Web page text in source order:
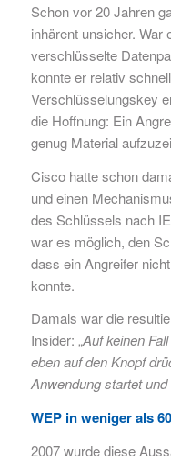
Schon vor 20 Jahren
inhärent unsicher. War
verschlüsselte
konnte er relativ
Verschlüsselungskey
die Hoffnung: Ein
genug Material
Ciscohatte schon
und einen
des Schlüssels nach
war es möglich, den
dass ein Angreifer
konnte.
Damals war die
Insider: „Auf keinen
eben auf den Knopf
Anwendung startet
WEP in weniger als
2007 wurde diese